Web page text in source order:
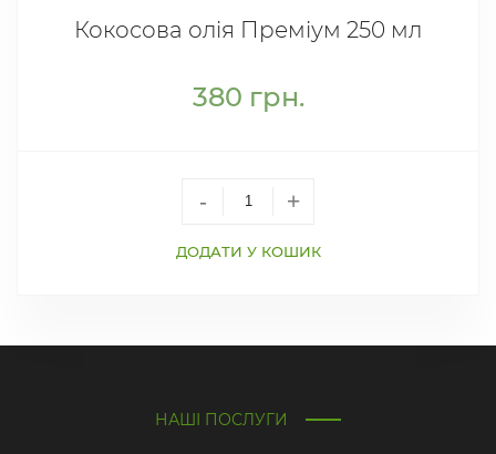
Кокосова олія Преміум 250 мл
380 грн.
- +
ДОДАТИ У КОШИК
НАШІ ПОСЛУГИ